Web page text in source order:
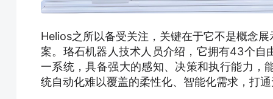
Helios之所以备受关注，关键在于它不是概念
案。珞石机器人技术人员介绍，它拥有43个自
一系统，具备强大的感知、决策和执行能力，
统自动化难以覆盖的柔性化、智能化需求，打